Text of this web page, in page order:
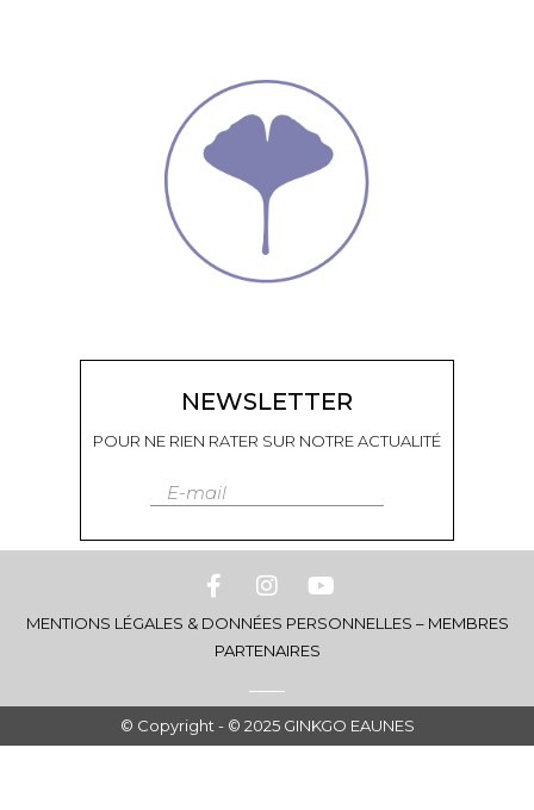
NEWSLETTER
POUR NE RIEN RATER SUR NOTRE ACTUALITÉ
E-mail
MENTIONS LÉGALES & DONNÉES PERSONNELLES – MEMBRES
PARTENAIRES
© Copyright - © 2025 GINKGO EAUNES